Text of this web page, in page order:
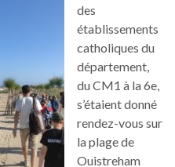
des
établissements
catholiques du
département,
du CM1 à la 6e,
s’étaient donné
rendez-vous sur
la plage de
Ouistreham